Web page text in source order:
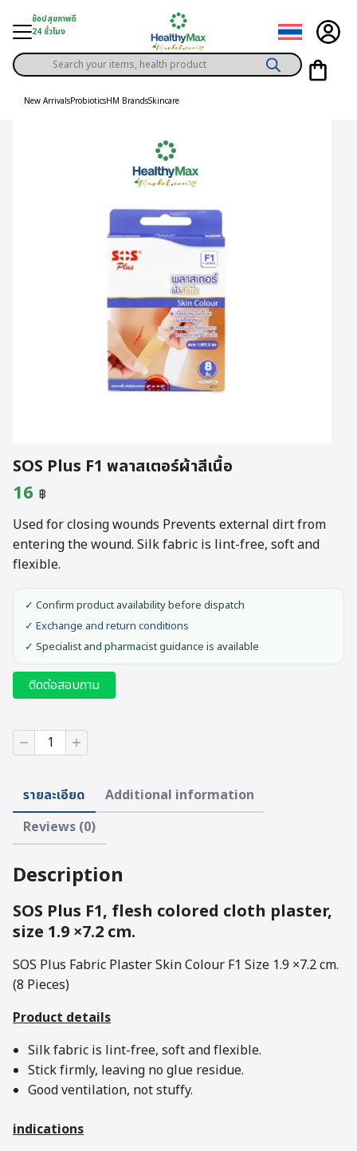
content
ช้อปสุขภาพดี
24 ชั่วโมง
Products
search
New ArrivalsProbioticsHM BrandsSkincare
SOS Plus F1 พลาสเตอร์ผ้าสีเนื้อ
16 ฿
Used for closing wounds Prevents external dirt from
entering the wound. Silk fabric is lint-free, soft and
flexible.
✓ Confirm product availability before dispatch
✓ Exchange and return conditions
✓ Specialist and pharmacist guidance is available
ติดต่อสอบถาม
SOS
Plus
เตอร์
ผ้า
เนื้อ
รายละเอียด
Additional information
Reviews (0)
Description
SOS Plus F1, flesh colored cloth plaster,
size 1.9 ×7.2 cm.
SOS Plus Fabric Plaster Skin Colour F1 Size 1.9 ×7.2 cm.
(8 Pieces)
Product details
Silk fabric is lint-free, soft and flexible.
Stick firmly, leaving no glue residue.
Good ventilation, not stuffy.
indications